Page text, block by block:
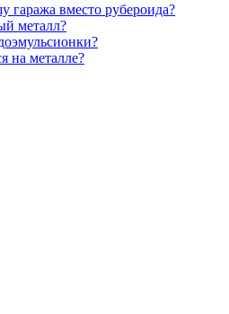
вместо рубероида?
металл?
на металле?